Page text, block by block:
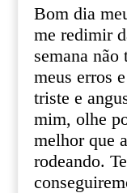
Bom dia
me redimir
semana
meus erros
triste e
mim, olhe
melhor que
rodeando.